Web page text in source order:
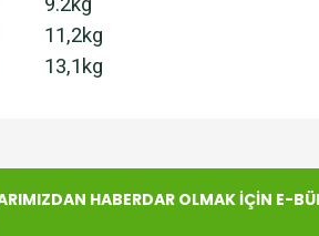
11,2kg
13,1kg
bozuk veya görüntülenemiyor.
HABERDAR OLMAK İÇİN E-